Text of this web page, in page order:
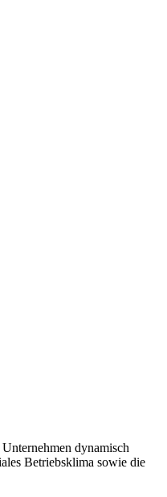
dynamisch
Betriebsklima sowie die